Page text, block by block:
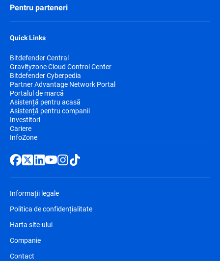
Pentru parteneri
Quick Links
Bitdefender Central
Gravityzone Cloud Control Center
Bitdefender Cyberpedia
Partner Advantage Network Portal
Portalul de marcă
Asistență pentru acasă
Asistență pentru companii
Investitori
Cariere
InfoZone
Informații legale
Politica de confidențialitate
Harta site-ului
Companie
Contact